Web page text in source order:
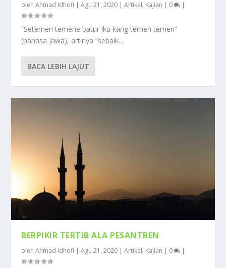
olehAhmad Idhofi |Agu 21, 2020 |Artikel, Kajian 0
“Setemen temene batur iku kang temen temen”
(bahasa jawa), artinya “sebaik...
BACA LEBIH LAJUT
BERPIKIR TERTIB ALA PESANTREN
olehAhmad Idhofi |Agu 21, 2020 |Artikel, Kajian | 0 |